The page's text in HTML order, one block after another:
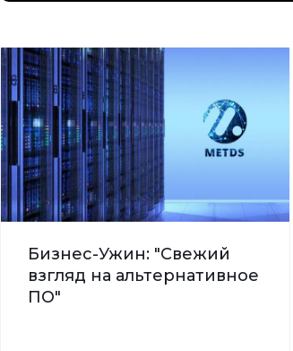
Бизнес-Ужин: "Свежий
взгляд на альтернативное
ПО"